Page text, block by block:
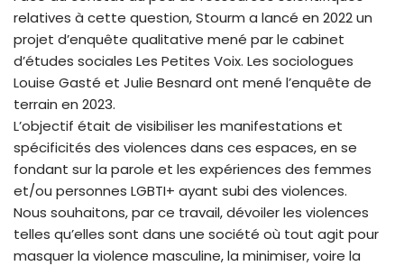
relatives à cette question, Stourm a lancé en 2022 un
projet d’enquête qualitative mené par le cabinet
d’études sociales Les Petites Voix. Les sociologues
Louise Gasté et Julie Besnard ont mené l’enquête de
terrain en 2023.
L’objectif était de visibiliser les manifestations et
spécificités des violences dans ces espaces, en se
fondant sur la parole et les expériences des femmes
et/ou personnes LGBTI+ ayant subi des violences.
Nous souhaitons, par ce travail, dévoiler les violences
telles qu’elles sont dans une société où tout agit pour
masquer la violence masculine, la minimiser, voire la